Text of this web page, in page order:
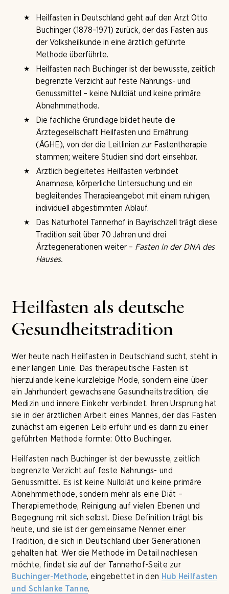
Heilfasten in Deutschland geht auf den Arzt Otto
Buchinger (1878–1971) zurück, der das Fasten aus
der Volksheilkunde in eine ärztlich geführte
Methode überführte.
Heilfasten nach Buchinger ist der bewusste, zeitlich
begrenzte Verzicht auf feste Nahrungs- und
Genussmittel – keine Nulldiät und keine primäre
Abnehmmethode.
Die fachliche Grundlage bildet heute die
Ärztegesellschaft Heilfasten und Ernährung
(ÄGHE), von der die Leitlinien zur Fastentherapie
stammen; weitere Studien sind dort einsehbar.
Ärztlich begleitetes Heilfasten verbindet
Anamnese, körperliche Untersuchung und ein
begleitendes Therapieangebot mit einem ruhigen,
individuell abgestimmten Ablauf.
Das Naturhotel Tannerhof in Bayrischzell trägt diese
Tradition seit über 70 Jahren und drei
Ärztegenerationen weiter – Fasten in der DNA des
Hauses.
Heilfasten als deutsche
Gesundheitstradition
Wer heute nach Heilfasten in Deutschland sucht, steht in
einer langen Linie. Das therapeutische Fasten ist
hierzulande keine kurzlebige Mode, sondern eine über
ein Jahrhundert gewachsene Gesundheitstradition, die
Medizin und innere Einkehr verbindet. Ihren Ursprung hat
sie in der ärztlichen Arbeit eines Mannes, der das Fasten
zunächst am eigenen Leib erfuhr und es dann zu einer
geführten Methode formte: Otto Buchinger.
Heilfasten nach Buchinger ist der bewusste, zeitlich
begrenzte Verzicht auf feste Nahrungs- und
Genussmittel. Es ist keine Nulldiät und keine primäre
Abnehmmethode, sondern mehr als eine Diät –
Therapiemethode, Reinigung auf vielen Ebenen und
Begegnung mit sich selbst. Diese Definition trägt bis
heute, und sie ist der gemeinsame Nenner einer
Tradition, die sich in Deutschland über Generationen
gehalten hat. Wer die Methode im Detail nachlesen
möchte, findet sie auf der Tannerhof-Seite zur
Buchinger-Methode, eingebettet in den Hub Heilfasten
und Schlanke Tanne.